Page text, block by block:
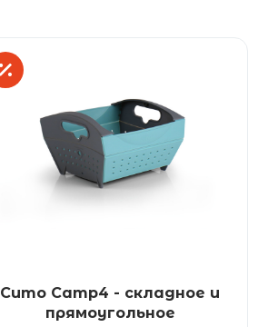
Сито Camp4 - складное и
прямоугольное